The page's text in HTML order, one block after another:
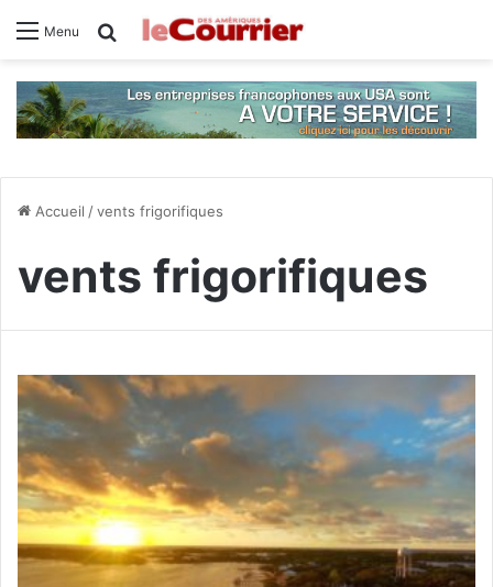
Menu Rechercher
Accueil /vents frigorifiques
vents frigorifiques